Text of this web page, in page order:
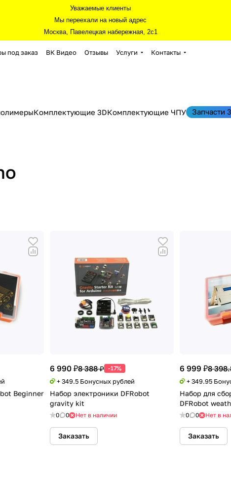
Уважаемые клиенты
Мы переехали на новый адрес
Москва, Павелецкая набережная, 2с1
под заказ ВК Видео Отзывы Услуги Контакты
Комплектующие 3DКомплектующие ЧПУ Запчасти
Beginner
6 990 ₽8 388 ₽ -17%
+ 349.5 Бонусных рублей
Набор электроники DFRobot
gravity kit
0 0 Нет в наличии
Заказать
6 999 ₽8
+ 349.95
Набор для
DFRobot
0 0 Нет в
Заказать